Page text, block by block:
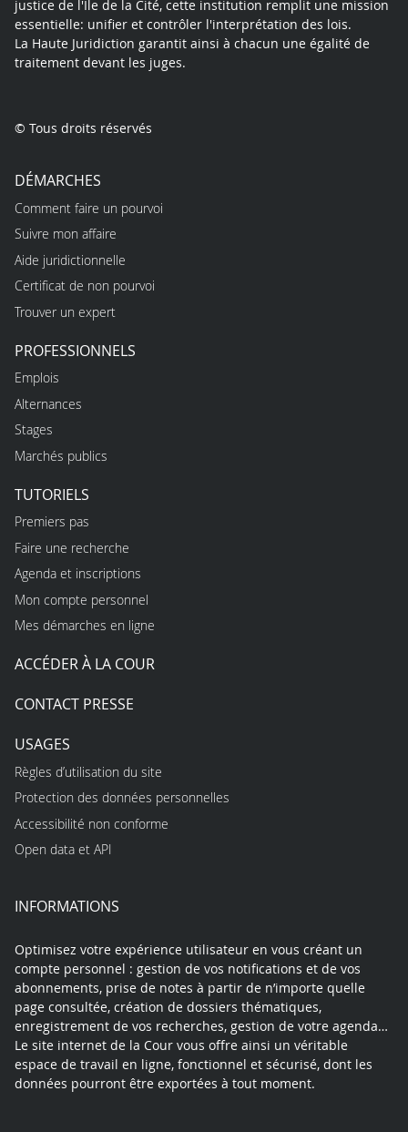
justice de l'Île de la Cité, cette institution remplit une mission
essentielle: unifier et contrôler l'interprétation des lois.
La Haute Juridiction garantit ainsi à chacun une égalité de
traitement devant les juges.
© Tous droits réservés
DÉMARCHES
Comment faire un pourvoi
Suivre mon affaire
Aide juridictionnelle
Certificat de non pourvoi
Trouver un expert
PROFESSIONNELS
Emplois
Alternances
Stages
Marchés publics
TUTORIELS
Premiers pas
Faire une recherche
Agenda et inscriptions
Mon compte personnel
Mes démarches en ligne
ACCÉDER À LA COUR
CONTACT PRESSE
USAGES
Règles d’utilisation du site
Protection des données personnelles
Accessibilité non conforme
Open data et API
INFORMATIONS
Optimisez votre expérience utilisateur en vous créant un
compte personnel : gestion de vos notifications et de vos
abonnements, prise de notes à partir de n’importe quelle
page consultée, création de dossiers thématiques,
enregistrement de vos recherches, gestion de votre agenda…
Le site internet de la Cour vous offre ainsi un véritable
espace de travail en ligne, fonctionnel et sécurisé, dont les
données pourront être exportées à tout moment.